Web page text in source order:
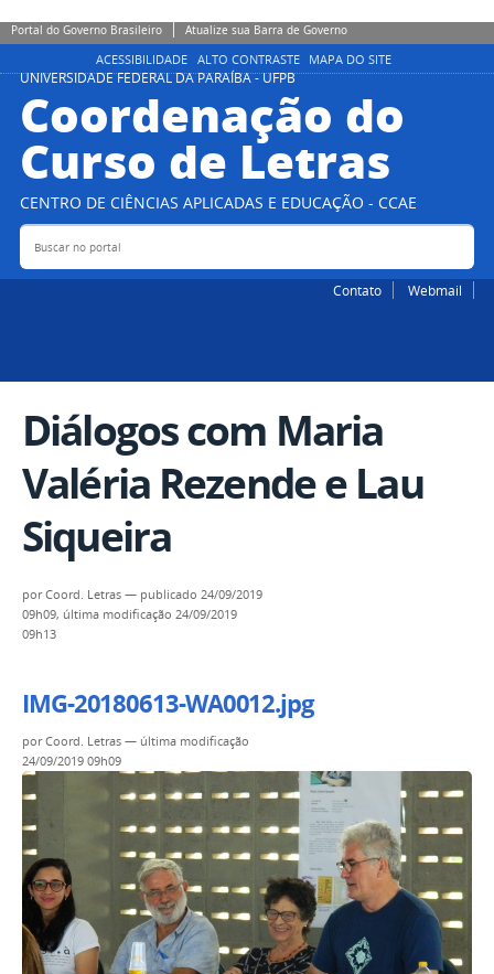
ACESSIBILIDADE ALTO CONTRASTE MAPA DO SITE
Portal do Governo Brasileiro Atualize sua Barra de Governo
UNIVERSIDADE FEDERAL DA PARAÍBA - UFPB
Coordenação do
Curso de Letras
CENTRO DE CIÊNCIAS APLICADAS E EDUCAÇÃO - CCAE
Buscar no portal
Contato Webmail
Diálogos com Maria
Valéria Rezende e Lau
Siqueira
porCoord. Letras — publicado 24/09/2019
09h09, última modificação 24/09/2019
09h13
IMG-20180613-WA0012.jpg
porCoord. Letras — última modificação
24/09/2019 09h09